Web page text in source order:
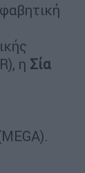
η Σία